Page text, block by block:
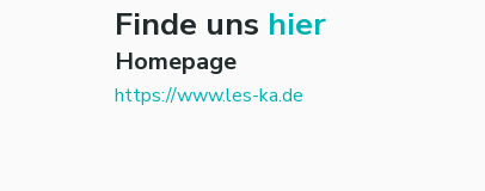
Finde uns hier
Homepage
https://www.les-ka.de